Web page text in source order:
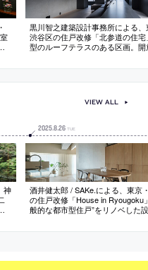
ア
黒川智之建築設計事務所による、
渋谷区の住戸改修「北参道の住宅
型のルーフテラスのある区画。開
り払って“外へ視線が抜ける大ら
家具を用いて暮らしの場の“緩や
神
2025.8.26 TUE
酒井健太郎 / SAKe.による、東京
の住戸改修「House in Ryougoku
般的な都市型住戸”をリノベした
風等の外の様子を感受できる“気
考案
VIEW ALL